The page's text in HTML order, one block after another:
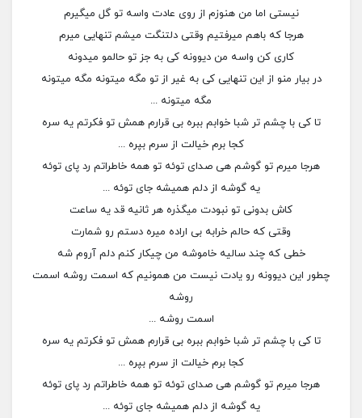
نیستی اما من هنوزم از روی عادت واسه تو گل میگیرم
هرجا که باهم میرفتیم وقتی دلتنگت میشم تنهایی میرم
کاری کن واسه من دیوونه کی به جز تو حالمو میدونه
در بیار منو از این تنهایی کی به غیر از تو مگه میتونه مگه میتونه
مگه میتونه ...
تا کی با چشم تر شبا خوابم ببره بی قرارم همش تو فکرتم یه سره
کجا برم خیالت از سرم بپره ...
هرجا میرم تو گوشم هی صدای توئه تو همه خاطراتم رد پای توئه
یه گوشه از دلم همیشه جای توئه ...
کاش بدونی تو نبودت میگذره هر ثانیه قد یه ساعت
وقتی که حالم خرابه بی اراده میره دستم رو شمارت
خطی که چند سالیه خاموشه من چیکار کنم دلم آروم شه
چطور این دیوونه رو یادت نیست من همونیم که اسمت روشه اسمت
روشه
اسمت روشه ...
تا کی با چشم تر شبا خوابم ببره بی قرارم همش تو فکرتم یه سره
کجا برم خیالت از سرم بپره ...
هرجا میرم تو گوشم هی صدای توئه تو همه خاطراتم رد پای توئه
یه گوشه از دلم همیشه جای توئه ...